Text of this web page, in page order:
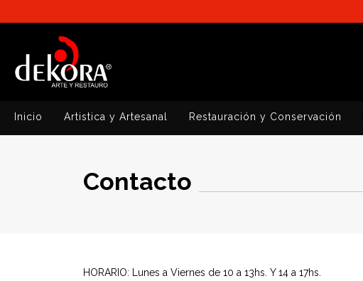
Inicio Artistica y Artesanal Restauración y Conservación
Contacto
HORARIO: Lunes a Viernes de 10 a 13hs. Y 14 a 17hs.